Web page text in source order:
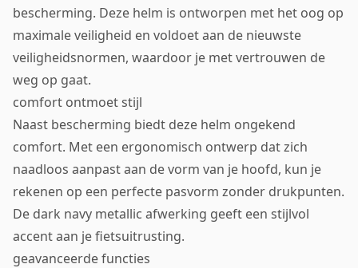
bescherming. Deze helm is ontworpen met het oog op
maximale veiligheid en voldoet aan de nieuwste
veiligheidsnormen, waardoor je met vertrouwen de
weg op gaat.
comfort ontmoet stijl
Naast bescherming biedt deze helm ongekend
comfort. Met een ergonomisch ontwerp dat zich
naadloos aanpast aan de vorm van je hoofd, kun je
rekenen op een perfecte pasvorm zonder drukpunten.
De dark navy metallic afwerking geeft een stijlvol
accent aan je fietsuitrusting.
geavanceerde functies